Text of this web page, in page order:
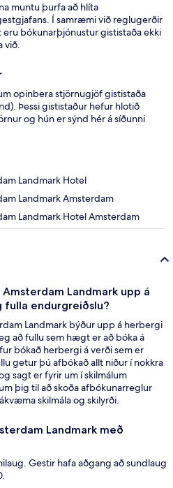
muntu þurfa að hlíta
Í samræmi við reglugerðir
eru bókunarþjónustur gististaða ekki
við.
opinbera stjörnugjöf gististaða
Þessi gististaður hefur hlotið
og hún er sýnd hér á síðunni
Landmark Hotel
Landmark Amsterdam
Landmark Hotel Amsterdam
Landmark upp á
fulla endurgreiðslu?
Landmark býður upp á herbergi
að fullu sem hægt er að bóka á
bókað herbergi á verði sem er
getur þú afbókað allt niður í nokkra
sagt er fyrir um í skilmálum
þig til að skoða afbókunarreglur
skilmála og skilyrði.
Landmark með
Gestir hafa aðgang að sundlaug